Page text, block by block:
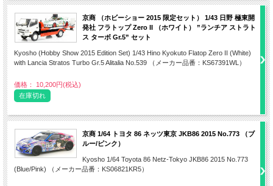
京商 （ホビーショー 2015 限定セット） 1/43 日野 極東開
発社 フラトップ Zero II （ホワイト） ”ランチア ストラト
ス ターボ Gr.5” セット
Kyosho (Hobby Show 2015 Edition Set) 1/43 Hino Kyokuto Flatop Zero II (White)
with Lancia Stratos Turbo Gr.5 Alitalia No.539 （メーカー品番：KS67391WL）
価格： 10,200円(税込)
在庫切れ
京商 1/64 トヨタ 86 ネッツ東京 JKB86 2015 No.773 （ブ
ルー/ピンク）
Kyosho 1/64 Toyota 86 Netz-Tokyo JKB86 2015 No.773
(Blue/Pink) （メーカー品番：KS06821KR5）